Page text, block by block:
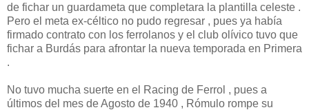
de fichar un guardameta que completara la plantilla celeste .
Pero el meta ex-céltico no pudo regresar , pues ya había
firmado contrato con los ferrolanos y el club olívico tuvo que
fichar a Burdás para afrontar la nueva temporada en Primera
.
No tuvo mucha suerte en el Racing de Ferrol , pues a
últimos del mes de Agosto de 1940 , Rómulo rompe su